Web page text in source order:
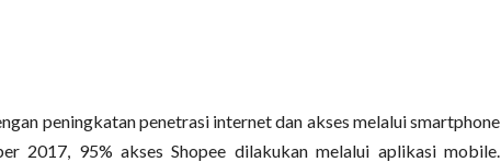
peningkatan penetrasi internet dan akses melalui smartphone
2017, 95% akses Shopee dilakukan melalui aplikasi mobile.